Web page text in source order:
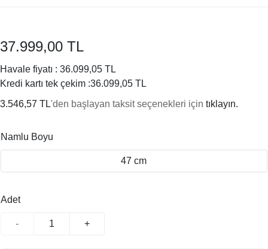
37.999,00 TL
Havale fiyatı : 36.099,05 TL
Kredi kartı tek çekim :36.099,05 TL
3.546,57 TL'den başlayan taksit seçenekleri için tıklayın.
Namlu Boyu
47 cm
Adet
- +